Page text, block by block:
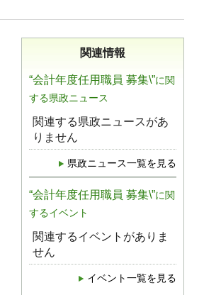
関連情報
“会計年度任用職員 募集\”に関
する県政ニュース
関連する県政ニュースがあ
りません
県政ニュース一覧を見る
“会計年度任用職員 募集\”に関
するイベント
関連するイベントがありま
せん
イベント一覧を見る